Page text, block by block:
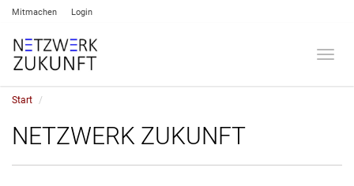
Mitmachen Login
Start
NETZWERK ZUKUNFT